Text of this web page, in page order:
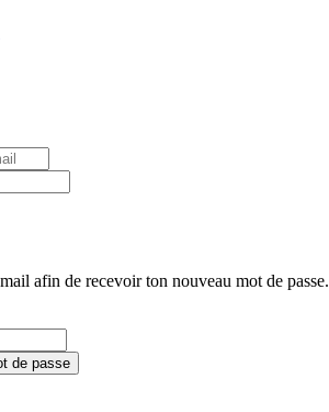
afin de recevoir ton nouveau mot de passe.
de passe